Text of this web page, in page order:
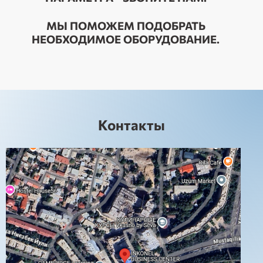
МЫ ПОМОЖЕМ ПОДОБРАТЬ
НЕОБХОДИМОЕ ОБОРУДОВАНИЕ.
Контакты